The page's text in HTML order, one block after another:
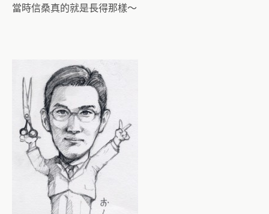
當時信桑真的就是長得那樣～